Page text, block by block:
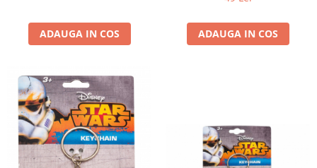
ADAUGA IN COS ADAUGA IN COS